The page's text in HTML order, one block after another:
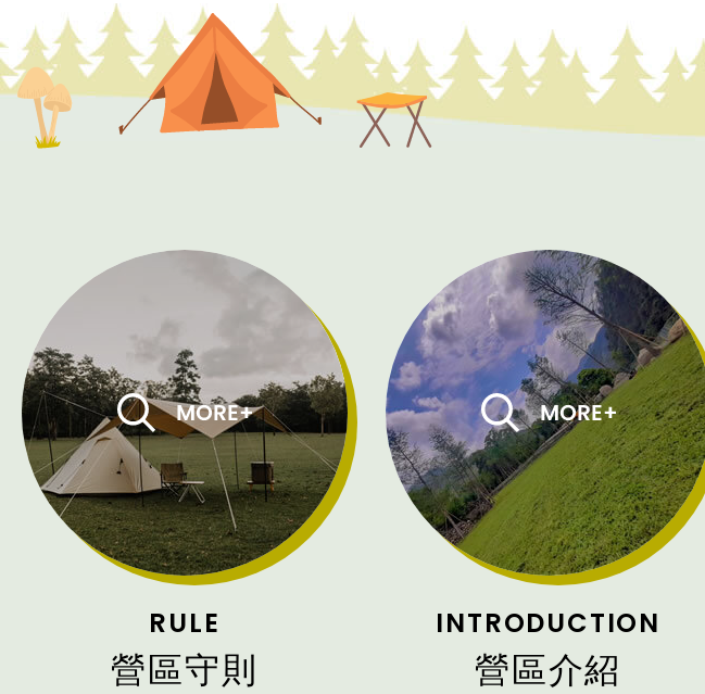
RULE
營區守則
INTRODUCTION
營區介紹